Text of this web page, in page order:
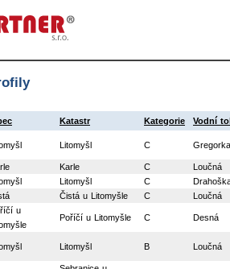
Katastr Kategorie
Vodní
Litomyšl C Gregorka
Karle C
Loučná
Litomyšl C
Čistá u Litomyšle C Loučná
u
Poříčí u Litomyšle C Desná
Litomyšl B Loučná